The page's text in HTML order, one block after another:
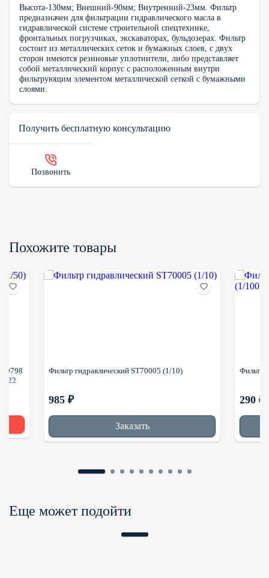
Высота-130мм; Внешний-90мм; Внутренний-23мм. Фильтр
предназначен для фильтрации гидравлического масла в
гидравлической системе строительной спецтехнике,
фронтальных погрузчиках, экскаваторах, бульдозерах. Фильтр
состоит из металлических сеток и бумажных слоев, с двух
сторон имеются резиновые уплотнители, либо представляет
собой металлический корпус с расположенным внутри
фильтрующим элементом металлической сеткой с бумажными
слоями.
Получить бесплатную консультацию
Позвонить
Похожите товары
Фильтр гидравлический ST70005 (1/10)
985 ₽
Заказать
Фильтр
290 ₽
Еще может подойти